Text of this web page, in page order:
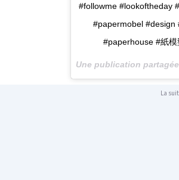
#followme #lookoftheday
#papermobel #design
#paperhouse #紙
Une publication
La